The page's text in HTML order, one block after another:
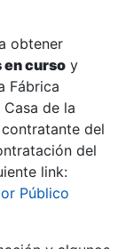
obtener
curso y
Fábrica
de la
del
del
link:
Público